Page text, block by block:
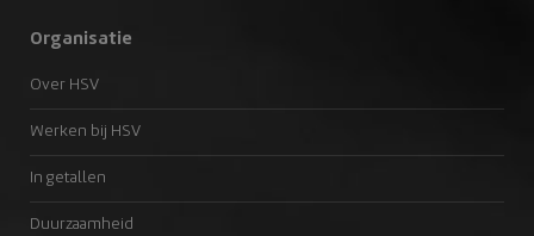
Organisatie
Over HSV
Werken bij HSV
In getallen
Duurzaamheid